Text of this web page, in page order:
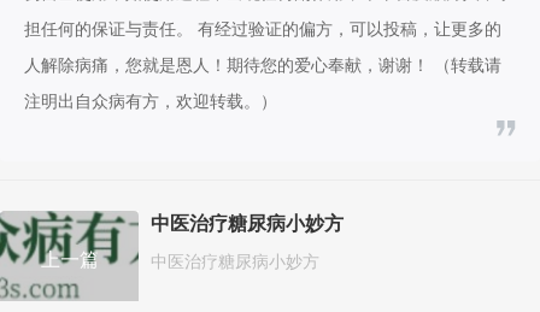
担任何的保证与责任。 有经过验证的偏方，可以投稿，让更多的
人解除病痛，您就是恩人！期待您的爱心奉献，谢谢！ （转载请
注明出自众病有方，欢迎转载。）
上一篇
中医治疗糖尿病小妙方
中医治疗糖尿病小妙方